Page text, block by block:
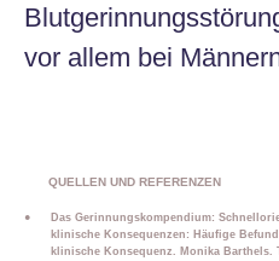
vor allem bei
QUELLEN UND REFERENZEN
Das Gerinnungskompendium:
klinische Konsequenzen: Häufige
klinische Konsequenz. Monika Barthels.